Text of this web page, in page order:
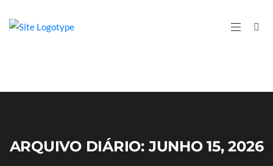
ARQUIVO DIÁRIO: JUNHO 15, 2026